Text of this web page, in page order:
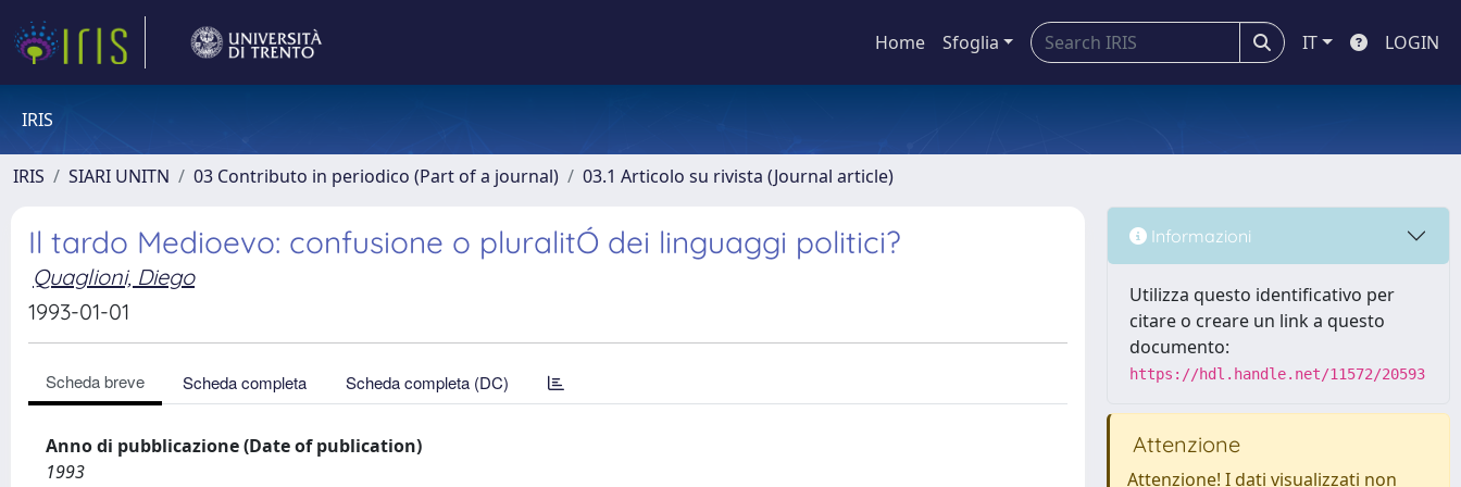
Home Sfoglia IT LOGIN
IRIS
IRIS SIARI UNITN 03 Contributo in periodico (Part of a journal) 03.1 Articolo su rivista (Journal article)
Il tardo Medioevo: confusione o pluralitÓ dei linguaggi politici?
Quaglioni, Diego
1993-01-01
Scheda breve Scheda completa Scheda completa (DC)
Anno di pubblicazione (Date of publication)
1993
Informazioni
Utilizza questo identificativo per
citare o creare un link a questo
documento:
https://hdl.handle.net/11572/20593
Attenzione
Attenzione! I dati visualizzati non